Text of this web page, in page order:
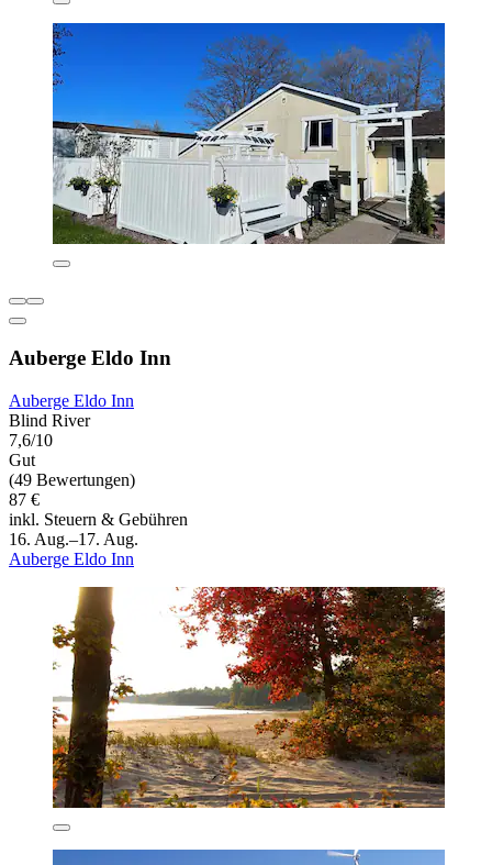
Auberge Eldo Inn
Auberge Eldo Inn
Blind River
7,6/10
Gut
(49 Bewertungen)
87 €
inkl. Steuern & Gebühren
16. Aug.–17. Aug.
Auberge Eldo Inn